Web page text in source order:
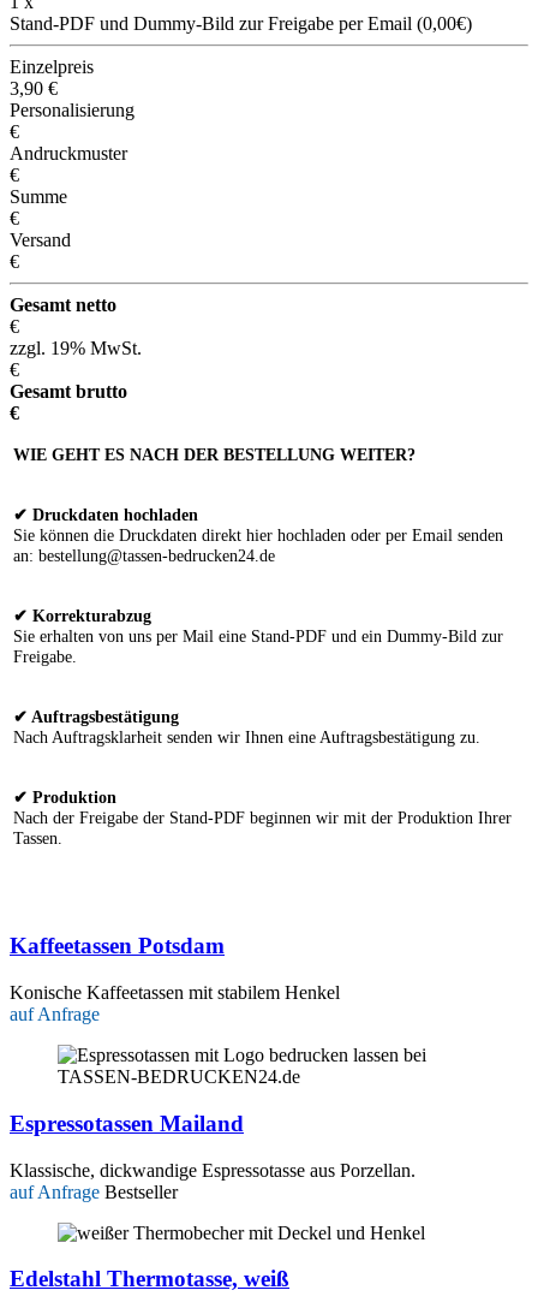
Stand-PDF und Dummy-Bild zur Freigabe per Email (0,00€)
Einzelpreis
3,90 €
Personalisierung
€
Andruckmuster
€
Summe
€
Versand
€
Gesamt netto
€
zzgl. 19% MwSt.
€
Gesamt brutto
€
WIE GEHT ES NACH DER BESTELLUNG WEITER?
✔ Druckdaten hochladen
Sie können die Druckdaten direkt hier hochladen oder per Email senden
an: bestellung@tassen-bedrucken24.de
✔ Korrekturabzug
Sie erhalten von uns per Mail eine Stand-PDF und ein Dummy-Bild zur
Freigabe.
✔ Auftragsbestätigung
Nach Auftragsklarheit senden wir Ihnen eine Auftragsbestätigung zu.
✔ Produktion
Nach der Freigabe der Stand-PDF beginnen wir mit der Produktion Ihrer
Tassen.
Kaffeetassen Potsdam
Konische Kaffeetassen mit stabilem Henkel
auf Anfrage
Espressotassen Mailand
Klassische, dickwandige Espressotasse aus Porzellan.
auf Anfrage Bestseller
Edelstahl Thermotasse, weiß